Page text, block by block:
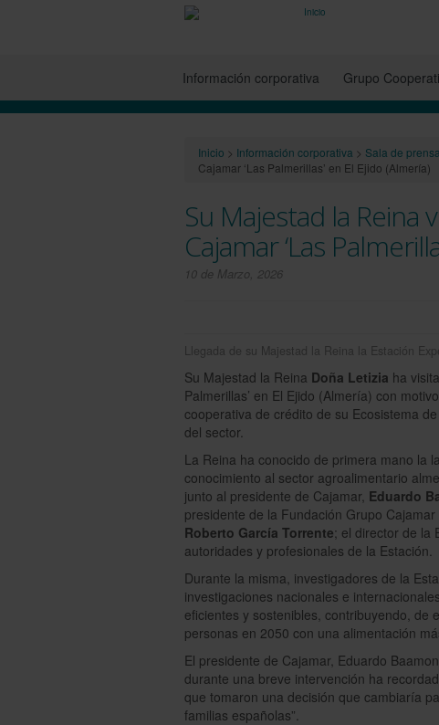
Información corporativa Grupo
Inicio > Información corporativa > Sala de prensa
Cajamar ‘Las Palmerillas’ en El Ejido (Almería)
Su Majestad la Reina
Cajamar ‘Las
10 de Marzo, 2026
Llegada de su Majestad la Reina la Estación
Su Majestad la Reina Doña Letizia ha
Palmerillas’ en El Ejido (Almería) con
cooperativa de crédito de su Ecosistema
del sector.
La Reina ha conocido de primera mano la
conocimiento al sector agroalimentario
junto al presidente de Cajamar, Eduardo
presidente de la Fundación Grupo
Roberto García Torrente; el director de la
autoridades y profesionales de la Estación.
Durante la misma, investigadores de la
investigaciones nacionales e
eficientes y sostenibles, contribuyendo, de
personas en 2050 con una alimentación
El presidente de Cajamar, Eduardo
durante una breve intervención ha
que tomaron una decisión que cambiaría
familias españolas”.